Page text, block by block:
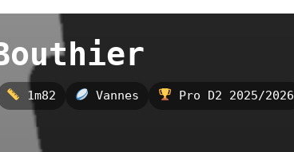
1m82 Vannes Pro D2 2025/2026